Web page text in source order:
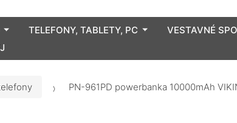
TELEFONY, TABLETY, PC
VESTAVNÉ
PN-961PD powerbanka 10000mAh